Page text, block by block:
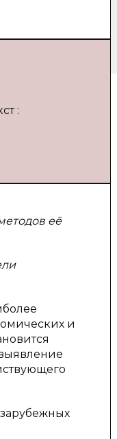
:
её
и